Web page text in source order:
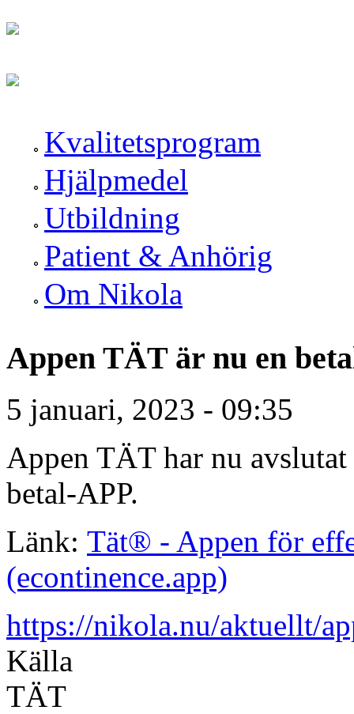
Kvalitetsprogram
Hjälpmedel
Utbildning
Patient & Anhörig
Om Nikola
Appen TÄT är nu en
5 januari, 2023 - 09:35
Appen TÄT har nu
betal-APP.
Länk: Tät® - Appen för
(econtinence.app)
https://nikola.nu/aktuellt/
Källa
TÄT